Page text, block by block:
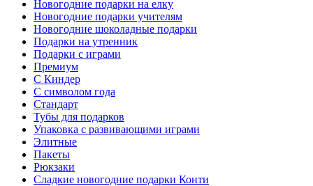
Новогодние подарки на елку
Новогодние подарки учителям
Новогодние шоколадные подарки
Подарки на утренник
Подарки с играми
Премиум
С Киндер
С символом года
Стандарт
Тубы для подарков
Упаковка с развивающими играми
Элитные
Пакеты
Рюкзаки
Сладкие новогодние подарки Конти